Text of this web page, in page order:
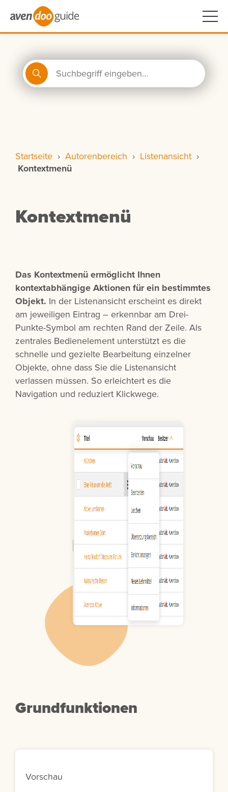
Startseite › Autorenbereich › Listenansicht ›
Kontextmenü
Kontextmenü
Das Kontextmenü ermöglicht Ihnen
kontextabhängige Aktionen für ein bestimmtes
Objekt. In der Listenansicht erscheint es direkt
am jeweiligen Eintrag – erkennbar am Drei-
Punkte-Symbol am rechten Rand der Zeile. Als
zentrales Bedienelement unterstützt es die
schnelle und gezielte Bearbeitung einzelner
Objekte, ohne dass Sie die Listenansicht
verlassen müssen. So erleichtert es die
Navigation und reduziert Klickwege.
Grundfunktionen
Vorschau